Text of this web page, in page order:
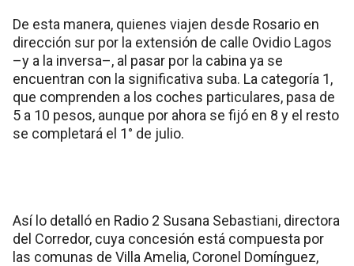
De esta manera, quienes viajen desde Rosario en
dirección sur por la extensión de calle Ovidio Lagos
–y a la inversa–, al pasar por la cabina ya se
encuentran con la significativa suba. La categoría 1,
que comprenden a los coches particulares, pasa de
5 a 10 pesos, aunque por ahora se fijó en 8 y el resto
se completará el 1° de julio.
Así lo detalló en Radio 2 Susana Sebastiani, directora
del Corredor, cuya concesión está compuesta por
las comunas de Villa Amelia, Coronel Domínguez,